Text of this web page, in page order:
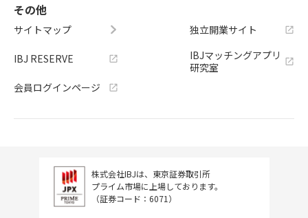
その他
サイトマップ
IBJ RESERVE
会員ログインページ
独立開業サイト
IBJマッチングアプリ
研究室
株式会社IBJは、東京証券取引所
プライム市場に上場しております。
（証券コード：6071）